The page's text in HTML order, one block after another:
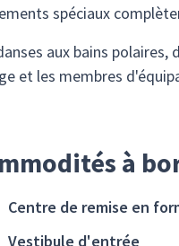
spéciaux
aux bains
et les membres
à
Centre de remise en
Vestibule d'entrée